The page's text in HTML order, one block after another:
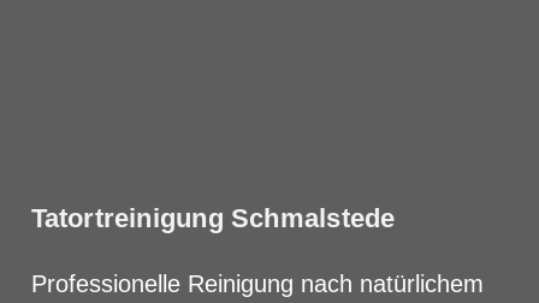
Tatortreinigung Schmalstede
Professionelle Reinigung nach natürlichem